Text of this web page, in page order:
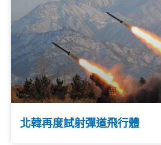
北韓再度試射彈道飛行體